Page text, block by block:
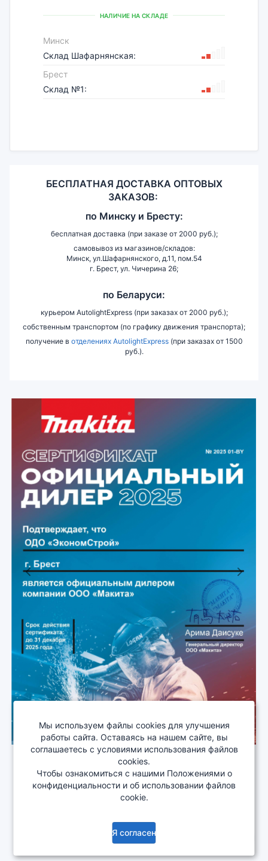
НАЛИЧИЕ НА СКЛАДЕ
Минск
Склад Шафарнянская:
Брест
Склад №1:
БЕСПЛАТНАЯ ДОСТАВКА ОПТОВЫХ
ЗАКАЗОВ:
по Минску и Бресту:
бесплатная доставка (при заказе от 2000 руб.);
самовывоз из магазинов/складов:
Минск, ул.Шафарнянского, д.11, пом.54
г. Брест, ул. Чичерина 26;
по Беларуси:
курьером AutolightExpress (при заказах от 2000 руб.);
собственным транспортом (по графику движения транспорта);
получение в отделениях AutolightExpress(при заказах от 1500
руб.).
Previous Next
О компании Сотрудничество
Деталировка
Документация
Изменения
reserved.
ver. 3.2.0Нужна помощь?
Мы используем файлы cookies для улучшения
работы сайта. Оставаясь на нашем сайте, вы
соглашаетесь с условиями использования файлов
cookies.
Чтобы ознакомиться с нашими Положениями о
конфиденциальности и об использовании файлов
cookie.
Я согласен